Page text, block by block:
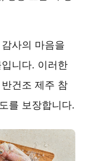
사의 마음을
니다. 이러한
건조 제주 참
를 보장합니다.